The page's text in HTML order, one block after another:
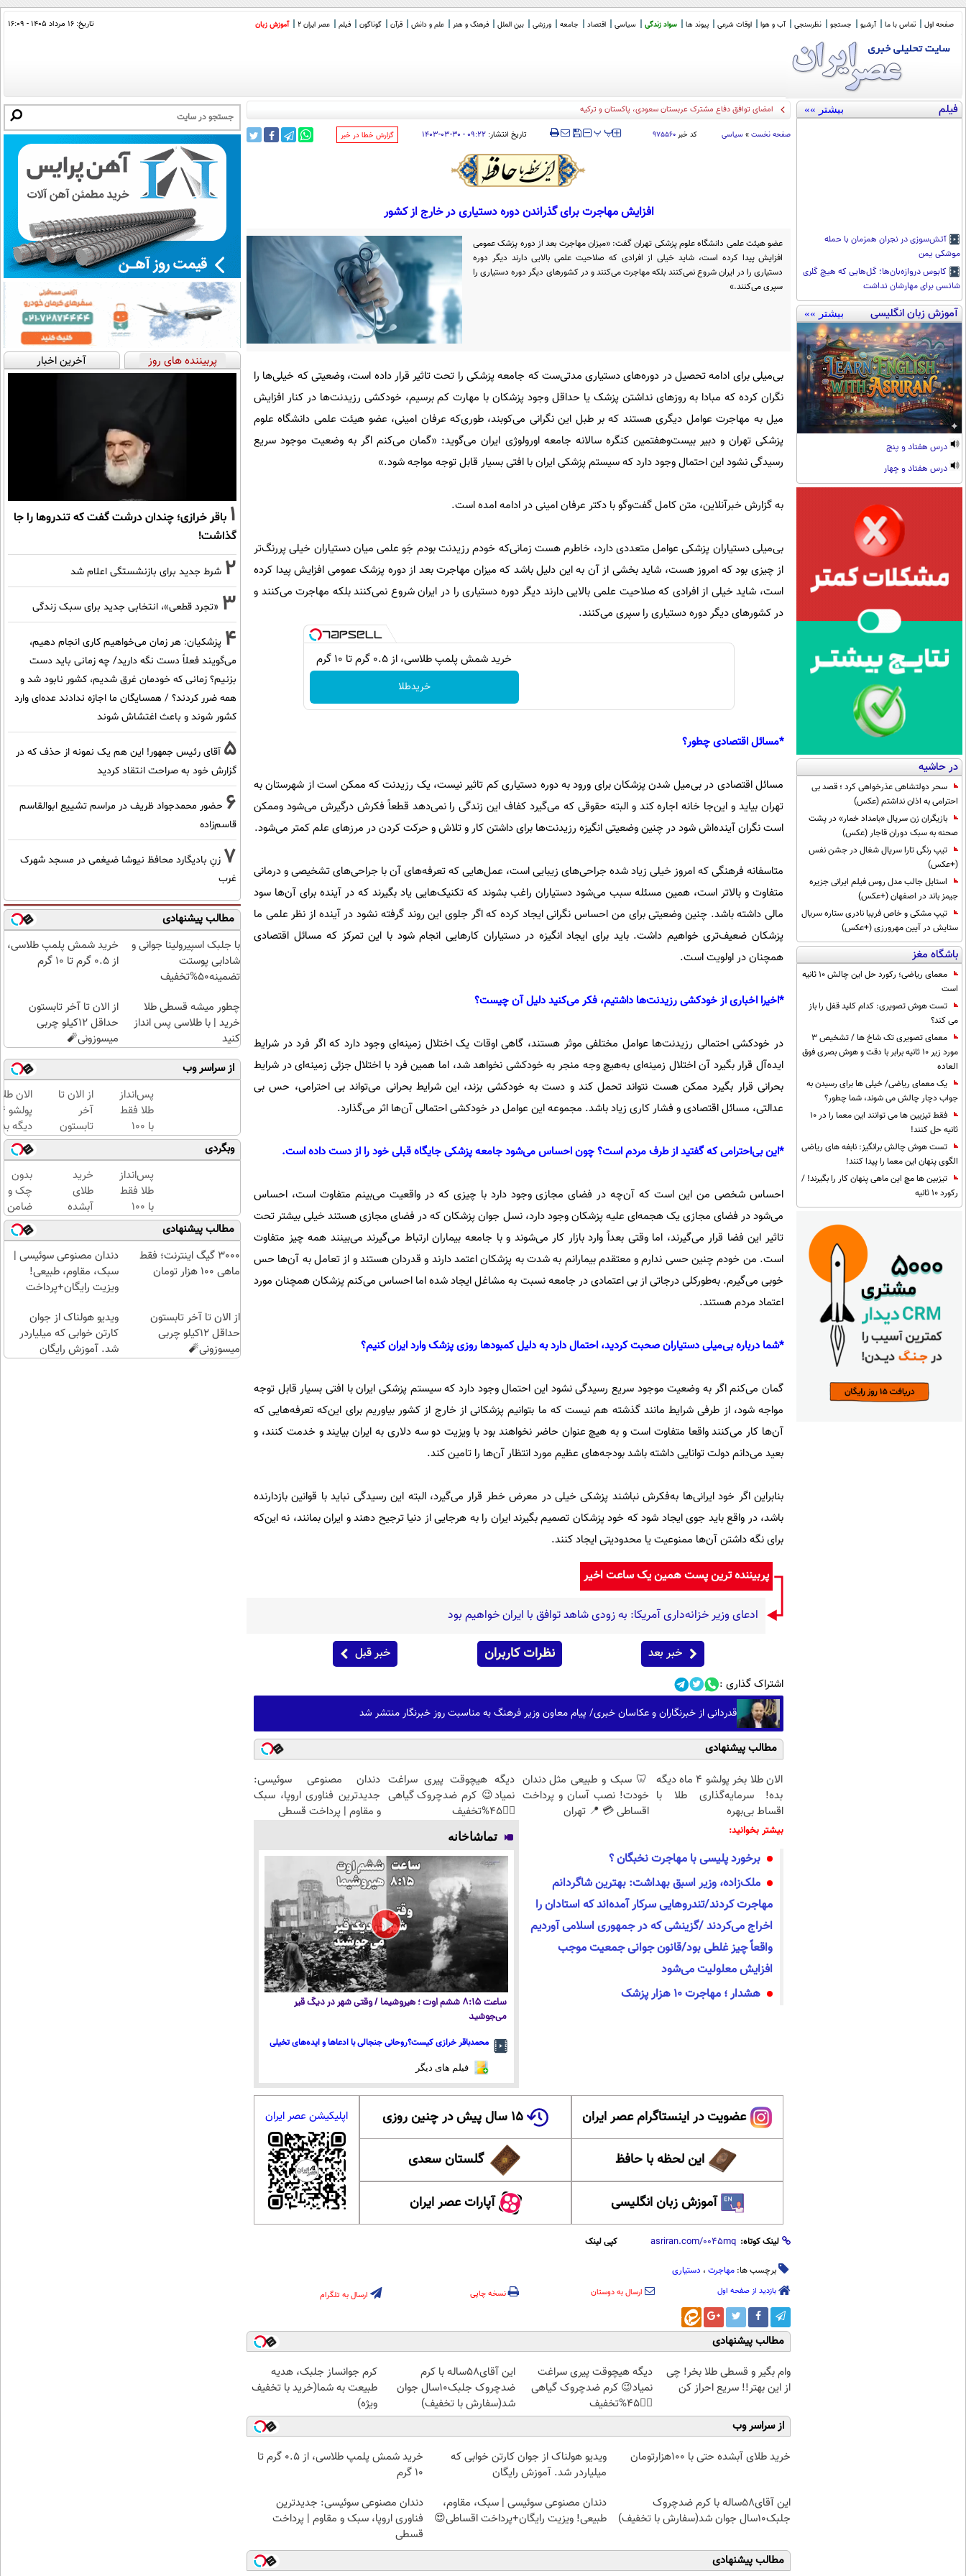
صفحه اول تماس با ما آرشیو جستجو نظرسنجی آب و هوا اوقات شرعی پیوند ها سواد زندگی سیاسی اقتصاد جامعه ورزشی بین الملل فرهنگ و هنر علم و دانش قرآن گوناگون فیلم عصر ایران 2 آموزش زبان تاریخ: ۱۶ مرداد ۱۴۰۵ - ۱۶:۰۹
فیلم بیشتر »»
آتش‌سوزی در نجران همزمان با حمله
موشکی یمن
کابوس دروازه‌بان‌ها؛ گل‌هایی که هیچ گلری
شانسی برای مهارشان نداشت
آموزش زبان انگلیسی بیشتر »»
درس هفتاد و پنج
درس هفتاد و چهار
در حاشیه
سحر دولتشاهی عذرخواهی کرد ؛ قصد بی
احترامی به اذان نداشتم (عکس)
بازیگران زن سریال «بامداد خمار» در پشت
صحنه به سبک دوران قاجار (عکس)
تیپ رنگی تارا سریال شغال در جشن نفس
(+عکس)
استایل جالب مدل روس فیلم ایرانی جزیره
جیمز باند در اصفهان (+عکس)
تیپ مشکی و خاص فریبا نادری ستاره سریال
ستایش در آیین مهرورزی (+عکس)
باشگاه مغز
معمای ریاضی؛ رکورد حل این چالش 10 ثانیه
است
تست هوش تصویری: کدام کلید قفل را باز
می کند؟
معمای تصویری تک شاخ ها / تشخیص 3
مورد زیر 10 ثانیه برابر با دقت و هوش بصری فوق
العاده
یک معمای ریاضی/ خیلی ها برای رسیدن به
جواب دچار چالش می شوند، شما چطور؟
فقط تیزبین ها می توانند این معما را در 10
ثانیه حل کنند!
تست هوش چالش برانگیز: نابغه های ریاضی
الگوی پنهان این معما را پیدا کنند!
تیزبین ها مچ این ماهی پنهان کار را بگیرند! /
رکورد 10 ثانیه
سخنگوی کمیسیون امنیت_
صفحه نخست » سیاسی کد خبر ۹۷۵۵۶۰ ‍‍‍ پ پ تاریخ انتشار:۰۹:۲۲ - ۳۰-۰۳-۱۴۰۳ ‌گزارش خطا در خبر
افزایش مهاجرت برای گذراندن دوره دستیاری در خارج از کشور
عضو هیئت علمی دانشگاه علوم پزشکی تهران گفت: «میزان مهاجرت بعد از دوره پزشک عمومی
افزایش پیدا کرده است، شاید خیلی از افرادی که صلاحیت علمی بالایی دارند دیگر دوره
دستیاری را در ایران شروع نمی‌کنند بلکه مهاجرت می‌کنند و در کشور‌های دیگر دوره دستیاری را
سپری می‌کنند.»
بی‌میلی برای ادامه تحصیل در دوره‌های دستیاری مدتی‌ست که جامعه پزشکی را تحت تاثیر قرار داده است، وضعیتی که خیلی‌ها را
نگران کرده که مبادا به روزهای نداشتن پزشک یا حداقل وجود پزشکان با مهارت کم برسیم، خودکشی رزیدنت‌ها در کنار افزایش
میل به مهاجرت عوامل دیگری هستند که بر طبل این نگرانی می‌کوبند، طوری‌که عرفان امینی، عضو هیئت علمی دانشگاه علوم
پزشکی تهران و دبیر بیست‌وهفتمین کنگره سالانه جامعه اورولوژی ایران می‌گوید: «گمان می‌کنم اگر به وضعیت موجود سریع
رسیدگی نشود این احتمال وجود دارد که سیستم پزشکی ایران با افتی بسیار قابل توجه مواجه شود.»
به گزارش خبرآنلاین، متن کامل گفت‌وگو با دکتر عرفان امینی در ادامه امده است.
بی‌میلی دستیاران پزشکی عوامل متعددی دارد، خاطرم هست زمانی‌که خودم رزیدنت بودم جَو علمی میان دستیاران خیلی پررنگ‌تر
از چیزی بود که امروز هست، شاید بخشی از آن به این دلیل باشد که میزان مهاجرت بعد از دوره پزشک عمومی افزایش پیدا کرده
است، شاید خیلی از افرادی که صلاحیت علمی بالایی دارند دیگر دوره دستیاری را در ایران شروع نمی‌کنند بلکه مهاجرت می‌کنند و
در کشورهای دیگر دوره دستیاری را سپری می‌کنند.
خرید شمش پلمپ طلاسی، از ۰.۵ گرم تا ۱۰ گرم
خریدطلا
*مسائل اقتصادی چطور؟
مسائل اقتصادی در بی‌میل شدن پزشکان برای ورود به دوره دستیاری کم تاثیر نیست، یک رزیدنت که ممکن است از شهرستان به
تهران بیاید و این‌جا خانه اجاره کند و البته حقوقی که می‌گیرد کفاف این زندگی را نمی‌دهد قطعاً فکرش درگیرش می‌شود وممکن
است نگران آینده‌اش شود در چنین وضعیتی انگیزه رزیدنت‌ها برای داشتن کار و تلاش و حرکت کردن در مرزهای علم کمتر می‌شود.
متاسفانه فرهنگی که امروز خیلی زیاد شده جراحی‌های زیبایی است، عمل‌هایی که تعرفه‌های آن با جراحی‌های تشخیصی و درمانی
متفاوت و بالاتر است، همین مسئله سبب می‌شود دستیاران راغب بشوند که تکنیک‌هایی یاد بگیرند که در آینده برای آن‌ها سود
مالی داشته باشد. چنین وضعیتی برای من احساس نگرانی ایجاد کرده که اگر جلوی این روند گرفته نشود در آینده از نظر علمی ما
پزشکان ضعیف‌تری خواهیم داشت. باید برای ایجاد انگیزه در دستیاران کارهایی انجام شود با این تمرکز که مسائل اقتصادی
همچنان در اولویت است.
*اخیرا اخباری از خودکشی رزیدنت‌ها داشتیم، فکر می‌کنید دلیل آن چیست؟
در خودکشی احتمالی رزیدنت‌ها عوامل مختلفی موثر هستند، گاهی اوقات یک اختلال زمینه‌ای وجود دارد که اگر فرد در شرایط
ایده‌آل قرار بگیرد آن اختلال زمینه‌ای به‌هیچ وجه منجر به خودکشی نخواهد شد، اما همین فرد با اختلال جزئی زمینه‌ای در شرایط
بحرانی قرار بگیرد ممکن هست نتواند تحمل کند و دست به خودکشی بزند، این شرایط بحرانی می‌تواند بی احترامی، حس بی
عدالتی، مسائل اقتصادی و فشار کاری زیاد باشد. مجموعه این عوامل در خودکشی احتمالی آن‌ها اثر می‌گذارد.
*این بی‌احترامی که گفتید از طرف مردم است؟ چون احساس می‌شود جامعه پزشکی جایگاه قبلی خود را از دست داده است.
احساس شخصی من این است که آن‌چه در فضای مجازی وجود دارد با چیزی که در واقعیت می‌بینم متفاوت است، احساس
می‌شود در فضای مجازی یک هجمه‌ای علیه پزشکان وجود دارد، نسل جوان پزشکان که در فضای مجازی هستند خیلی بیشتر تحت
تاثیر این فضا قرار می‌گیرند، اما وقتی بعداً وارد بازار کار می‌شوند و با جامعه بیماران ارتباط می‌گیرند می‌بینند همه چیز متفاوت
است. من خودم چنین حسی ندارم و معتقدم بیمارانم به شدت به پزشکان اعتمد دارند و قدردان هستند و از تعامل به آن‌ها حس
خوبی می‌گیرم. به‌طورکلی درجاتی از بی اعتمادی در جامعه نسبت به مشاغل ایجاد شده اما احساس می‌کنم پزشکان همچنان مورد
اعتماد مردم هستند.
*شما درباره بی‌میلی دستیاران صحبت کردید، احتمال دارد به دلیل کمبودها روزی پزشک وارد ایران کنیم؟
گمان می‌کنم اگر به وضعیت موجود سریع رسیدگی نشود این احتمال وجود دارد که سیستم پزشکی ایران با افتی بسیار قابل توجه
مواجه شود، از طرفی شرایط مانند گذشته هم نیست که ما بتوانیم پزشکانی از خارج از کشور بیاوریم برای این‌که تعرفه‌هایی که
آن‌ها کار می‌کنند واقعا متفاوت است و به هیچ عنوان حاضر نخواهند بود با ویزیت دو سه دلاری به ایران بیایند و خدمت کنند، و
بعید می‌دانم دولت توانایی داشته باشد بودجه‌های عظیم مورد انتظار آن‌ها را تامین کند.
بنابراین اگر خود ایرانی‌ها به‌فکرش نباشند پزشکی خیلی در معرض خطر قرار می‌گیرد، البته این رسیدگی نباید با قوانین بازدارنده
باشد، در واقع باید جوی ایجاد شود که خود پزشکان تصمیم بگیرند ایران را به هرجایی از دنیا ترجیح دهند و ایران بمانند، نه این‌که
برای نگه داشتن آن‌ها ممنوعیت یا محدودیتی ایجاد کنند.
پربیننده ترین پست همین یک ساعت اخیر
ادعای وزیر خزانه‌داری آمریکا: به زودی شاهد توافق با ایران خواهیم بود
خبر بعد نظرات کاربران خبر قبل
اشتراک گذاری :
قدردانی از خبرنگاران و عکاسان خبری/ پیام معاون وزیر فرهنگ به مناسبت روز خبرنگار منتشر شد
مطالب پیشنهادی
الان طلا بخر پولشو 4 ماه دیگه
بده! سرمایه‌گذاری طلا با
اقساط بی‌بهره
🦷 سبک و طبیعی مثل دندان
خودت! نصب آسان و پرداخت
اقساطی 💳 📍 تهران
دیگه هیچوقت پیری سراغت
نمیاد😉 کرم ضدچروک گیاهی
👈🏻45%تخفیف
دندان مصنوعی سوئیسی:
جدیدترین فناوری اروپا، سبک
و مقاوم | پرداخت قسطی
بیشتر بخوانید:
برخورد پلیسی با مهاجرت نخبگان ؟
ملک‌زاده، وزیر اسبق بهداشت: بهترین شاگردانم
مهاجرت کردند/تندروهایی سرکار آمده‌اند که استادان را
اخراج می‌کردند /گزینشی که در جمهوری اسلامی آوردیم
واقعاً چیز غلطی بود/قانون جوانی جمعیت موجب
افزایش معلولیت می‌شود
هشدار ؛ مهاجرت ۱۰ هزار پزشک
تماشاخانه
ساعت ۸:۱۵ ششم اوت ؛ هیروشیما / وقتی شهر در دیگ قیر
می‌جوشید
محمدباقر خرازی کیست؟روحانی جنجالی با ادعاها و ایده‌های تخیلی
فیلم های دیگر
عضویت در اینستاگرام عصر ایران ۱۵ سال پیش در چنین روزی
این لحظه با حافظ گلستان سعدی
آموزش زبان انگلیسی آپارات عصر ایران
اپلیکیشن عصر ایران
لینک کوتاه: کپی لینک
برچسب ها: مهاجرت ، دستیاری
بازدید از صفحه اول ارسال به دوستان نسخه چاپی ارسال به تلگرام
مطالب پیشنهادی
وام بگیر و قسطی طلا بخر! چی
از این بهتر!! سریع احراز کن
دیگه هیچوقت پیری سراغت
نمیاد😉 کرم ضدچروک گیاهی
👈🏻45%تخفیف
این آقای58ساله با کرم
ضدچروک جلبک10سال جوان
شد(سفارش با تخفیف)
کرم جوانساز جلبک، هدیه
طبیعت به شما(خرید با تخفیف
ویژه)
از سراسر وب
خرید طلای آبشده حتی با ۱۰۰هزارتومان
ویدیو هولناک از جوان کارتن خوابی که
میلیاردر شد. آموزش رایگان
خرید شمش پلمپ طلاسی، از ۰.۵ گرم تا
۱۰ گرم
این آقای58ساله با کرم ضدچروک
جلبک10سال جوان شد(سفارش با تخفیف)
دندان مصنوعی سوئیسی | سبک، مقاوم،
طبیعی! ویزیت رایگان+پرداخت اقساطی😍
دندان مصنوعی سوئیسی: جدیدترین
فناوری اروپا، سبک و مقاوم | پرداخت
قسطی
مطالب پیشنهادی
پربیننده های روز آخرین اخبار
1 باقر خرازی؛ چندان درشت گفت که تندروها را جا
گذاشت!
2 شرط جدید برای بازنشستگی اعلام شد
3 «تجرد قطعی»، انتخابی جدید برای سبک زندگی
4 پزشکیان: هر زمان می‌خواهیم کاری انجام دهیم،
می‌گویند فعلاً دست نگه دارید/ چه زمانی باید دست
بزنیم؟ زمانی که خودمان غرق شدیم، کشور نابود شد و
همه ضرر کردند؟ / همسایگان ما اجازه ندادند عده‌ای وارد
کشور شوند و باعث اغتشاش شوند
5 آقای رئیس جمهور! این هم یک نمونه از حذف که در
گزارش خود به صراحت انتقاد کردید
6 حضور محمدجواد ظریف در مراسم تشییع ابوالقاسم
قاسم‌زاده
7 زنِ بادیگارد محافظ نیوشا ضیغمی در مسجد شهرک
غرب
مطالب پیشنهادی
با جلبک اسپیرولینا جوانی و
شادابی پوستت
تضمینه50%تخفیف
خرید شمش پلمپ طلاسی،
از ۰.۵ گرم تا ۱۰ گرم
چطور میشه قسطی طلا
خرید | با طلاسی پس انداز
کنید
از الان تا آخر تابستون
حداقل 12کیلو چربی
میسوزونی🧨
از سراسر وب
پس‌انداز
طلا فقط
با ۱۰۰
هزارتومان
(امن و
راحت)
از الان تا
آخر
تابستون
حداقل
12کیلو
چربی
میسوزونی
🧨
الان
دیگه
طلا با
بی‌بهره
وبگردی
پس‌انداز
طلا فقط
با ۱۰۰
هزارتومان
(امن و
راحت)
خرید
طلای
آبشده
حتی با
۱۰۰هزارتومان
بدون
چک و
ضامن
تا 100
میلیون
اعتبار
خرید
طلا
مطالب پیشنهادی
3000 گیگ اینترنت؛ فقط
ماهی 100 هزار تومان
دندان مصنوعی سوئیسی |
سبک، مقاوم، طبیعی!
ویزیت رایگان+پرداخت
از الان تا آخر تابستون
حداقل 12کیلو چربی
میسوزونی🧨
ویدیو هولناک از جوان
کارتن خوابی که میلیاردر
شد. آموزش رایگان